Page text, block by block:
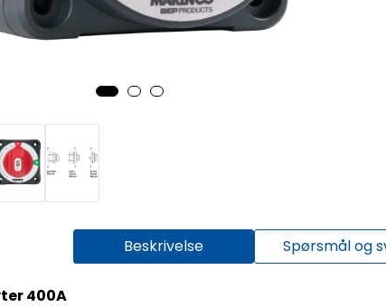
Beskrivelse Spørsmål og
400A